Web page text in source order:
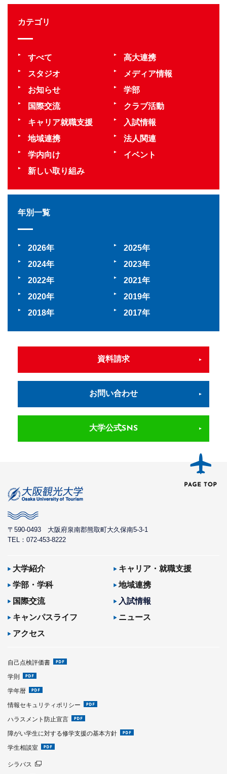
カテゴリ
すべて
高大連携
スタジオ
メディア情報
お知らせ
学部
国際交流
クラブ活動
キャリア就職支援
入試情報
地域連携
法人関連
学内向け
イベント
新しい取り組み
年別一覧
2026
2025
2024
2023
2022
2021
2020
2019
2018
2017
資料請求
お問い合わせ
大学公式SNS
〒590-0493 大阪府泉南郡熊取町大久保南5-3-1
TEL：072-453-8222
大学紹介
キャリア・就職支援
学部・学科
地域連携
国際交流
入試情報
キャンパスライフ
ニュース
アクセス
自己点検評価書
学則
学年暦
情報セキュリティポリシー
ハラスメント防止宣言
障がい学生に対する修学支援の基本方針
学生相談室
シラバス